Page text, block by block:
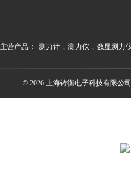
主营产品： 测力计 , 测力仪 , 数显测力
© 2026 上海铸衡电子科技有限公